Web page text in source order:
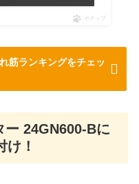
ポチップ
筋ランキングをチェッ
24GN600-Bに
け！